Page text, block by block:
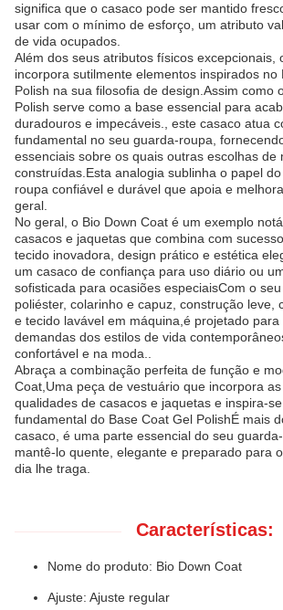
significa que o casaco pode ser mantido
usar com o mínimo de esforço, um atributo
de vida ocupados.
Além dos seus atributos físicos excepcionais,
incorpora sutilmente elementos inspirados no
Polish na sua filosofia de design.Assim como
Polish serve como a base essencial para
duradouros e impecáveis., este casaco atua
fundamental no seu guarda-roupa,
essenciais sobre os quais outras escolhas de
construídas.Esta analogia sublinha o papel
roupa confiável e durável que apoia e
geral.
No geral, o Bio Down Coat é um exemplo
casacos e jaquetas que combina com
tecido inovadora, design prático e estética
um casaco de confiança para uso diário ou
sofisticada para ocasiões especiaisCom o
poliéster, colarinho e capuz, construção leve,
e tecido lavável em máquina,é projetado
demandas dos estilos de vida
confortável e na moda..
Abraça a combinação perfeita de função e
Coat,Uma peça de vestuário que incorpora
qualidades de casacos e jaquetas e inspira-
fundamental do Base Coat Gel PolishÉ mais
casaco, é uma parte essencial do seu
mantê-lo quente, elegante e preparado para
dia lhe traga.
Características:
Nome do produto: Bio Down Coat
Ajuste: Ajuste regular